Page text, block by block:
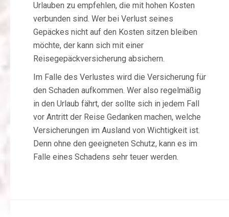
Urlauben zu empfehlen, die mit hohen Kosten
verbunden sind. Wer bei Verlust seines
Gepäckes nicht auf den Kosten sitzen bleiben
möchte, der kann sich mit einer
Reisegepäckversicherung absichern.
Im Falle des Verlustes wird die Versicherung für
den Schaden aufkommen. Wer also regelmäßig
in den Urlaub fährt, der sollte sich in jedem Fall
vor Antritt der Reise Gedanken machen, welche
Versicherungen im Ausland von Wichtigkeit ist.
Denn ohne den geeigneten Schutz, kann es im
Falle eines Schadens sehr teuer werden.